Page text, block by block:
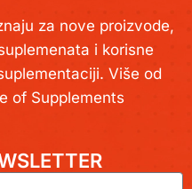
za nove proizvode,
i korisne
Više od
of Supplements